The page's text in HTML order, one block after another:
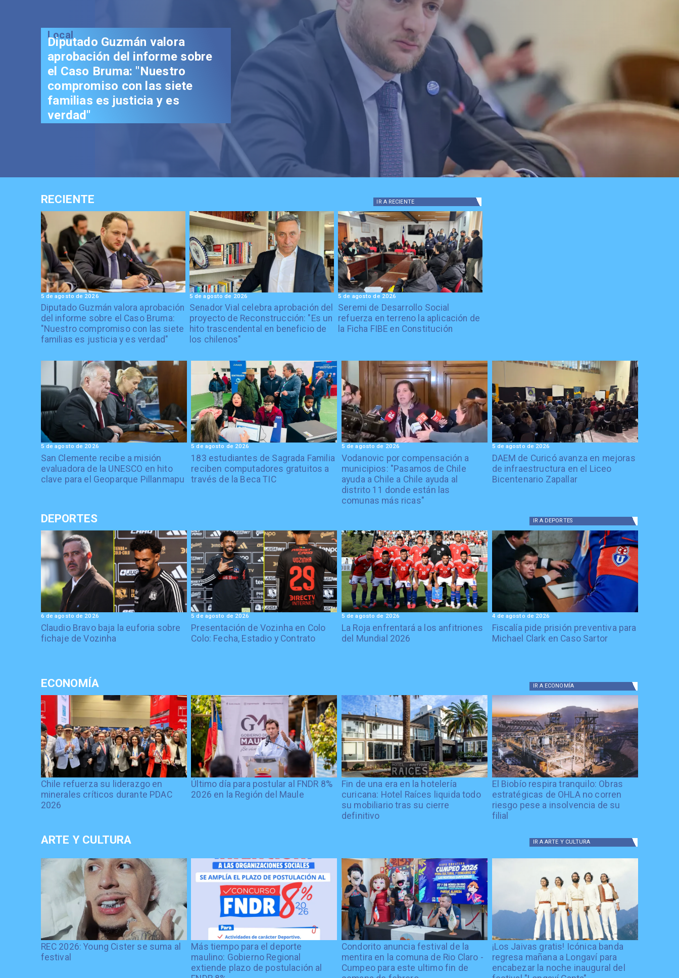
Local
Diputado Guzmán valora
aprobación del informe sobre
el Caso Bruma: "Nuestro
compromiso con las siete
familias es justicia y es
verdad"
RECIENTE IR A RECIENTE
Diputado Guzmán valora aprobación
del informe sobre el Caso Bruma:
"Nuestro compromiso con las siete
familias es justicia y es verdad"
5 de agosto de 2026
Senador Vial celebra aprobación del
proyecto de Reconstrucción: "Es un
hito trascendental en beneficio de
los chilenos"
5 de agosto de 2026
Seremi de Desarrollo Social
refuerza en terreno la aplicación de
la Ficha FIBE en Constitución
5 de agosto de 2026
San Clemente recibe a misión
evaluadora de la UNESCO en hito
clave para el Geoparque Pillanmapu
5 de agosto de 2026
183 estudiantes de Sagrada Familia
reciben computadores gratuitos a
través de la Beca TIC
5 de agosto de 2026
Vodanovic por compensación a
municipios: "Pasamos de Chile
ayuda a Chile a Chile ayuda al
distrito 11 donde están las
comunas más ricas"
5 de agosto de 2026
DAEM de Curicó avanza en mejoras
de infraestructura en el Liceo
Bicentenario Zapallar
5 de agosto de 2026
DEPORTES IR A DEPORTES
Claudio Bravo baja la euforia sobre
fichaje de Vozinha
6 de agosto de 2026
Presentación de Vozinha en Colo
Colo: Fecha, Estadio y Contrato
5 de agosto de 2026
La Roja enfrentará a los anfitriones
del Mundial 2026
5 de agosto de 2026
Fiscalía pide prisión preventiva para
Michael Clark en Caso Sartor
4 de agosto de 2026
ECONOMÍA IR A ECONOMÍA
Chile refuerza su liderazgo en
minerales críticos durante PDAC
2026
Último día para postular al FNDR 8%
2026 en la Región del Maule
Fin de una era en la hotelería
curicana: Hotel Raíces liquida todo
su mobiliario tras su cierre
definitivo
El Biobío respira tranquilo: Obras
estratégicas de OHLA no corren
riesgo pese a insolvencia de su
filial
ARTE Y CULTURA IR A ARTE Y CULTURA
REC 2026: Young Cister se suma al
festival
Más tiempo para el deporte
maulino: Gobierno Regional
extiende plazo de postulación al
Condorito anuncia festival de la
mentira en la comuna de Rio Claro -
Cumpeo para este ultimo fin de
¡Los Jaivas gratis! Icónica banda
regresa mañana a Longaví para
encabezar la noche inaugural del